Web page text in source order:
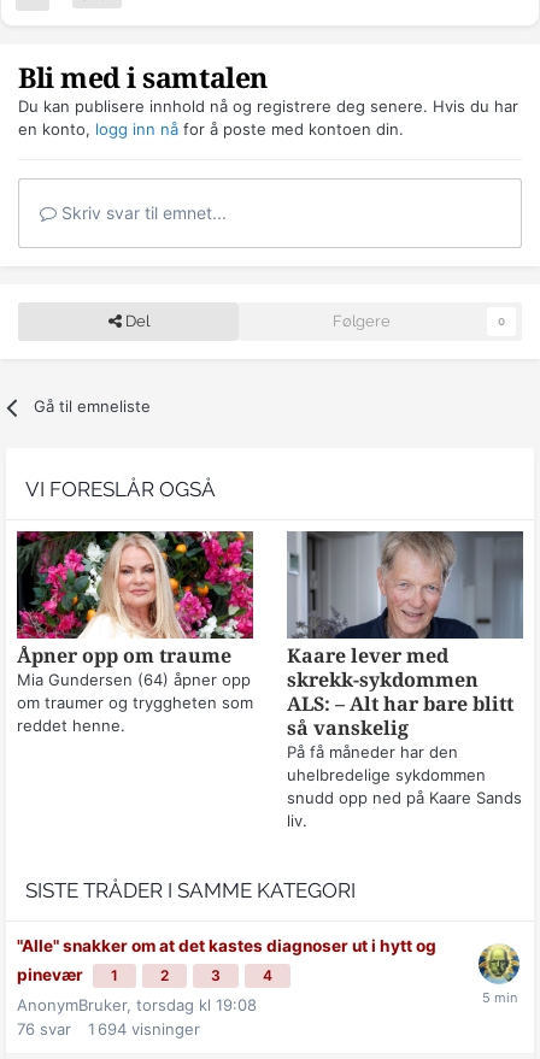
Bli med i samtalen
Du kan publisere innhold nå og registrere deg senere. Hvis du har
en konto, logg inn nå for å poste med kontoen din.
Skriv svar til emnet...
Del Følgere 0
Gå til emneliste
VI FORESLÅR OGSÅ
Åpner opp om traume
Mia Gundersen (64) åpner opp
om traumer og tryggheten som
reddet henne.
Kaare lever med
skrekk-sykdommen
ALS: – Alt har bare blitt
så vanskelig
På få måneder har den
uhelbredelige sykdommen
snudd opp ned på Kaare Sands
liv.
SISTE TRÅDER I SAMME KATEGORI
"Alle" snakker om at det kastes diagnoser ut i hytt og
pinevær
1 2 3 4
AnonymBruker, torsdag kl 19:08
76 svar 1 694 visninger